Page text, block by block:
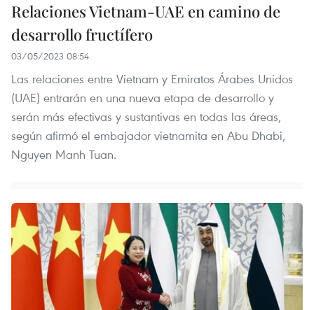
Relaciones Vietnam-UAE en camino de
desarrollo fructífero
03/05/2023 08:54
Las relaciones entre Vietnam y Emiratos Árabes Unidos
(UAE) entrarán en una nueva etapa de desarrollo y
serán más efectivas y sustantivas en todas las áreas,
según afirmó el embajador vietnamita en Abu Dhabi,
Nguyen Manh Tuan.